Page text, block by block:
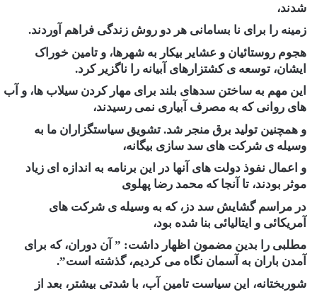
شدند،
زمینه را برای نا بسامانی هر دو روش زندگی فراهم آوردند.
هجوم روستائیان و عشایر بیکار به شهرها، و تامین خوراک
ایشان، توسعه ی کشتزارهای آبیانه را ناگزیر کرد.
این مهم به ساختن سدهای بلند برای مهار کردن سیلاب ها، و آب
های روانی که به مصرف آبیاری نمی رسیدند،
و همچنین تولید برق منجر شد. تشویق سیاستگزاران ما به
وسیله ی شرکت های سد سازی بیگانه،
و اعمال نفوذ دولت های آنها در این برنامه به اندازه ای زیاد
موثر بودند، تا آنجا که محمد رضا پهلوی
در مراسم گشایش سد دز، که به وسیله ی شرکت های
آمریکائی و ایتالیائی بنا شده بود،
مطلبی را بدین مضمون اظهار داشت: ” آن دوران، که برای
آمدن باران به آسمان نگاه می کردیم، گذشته است”.
شوربختانه، این سیاست تامین آب، با شدتی بیشتر، بعد از